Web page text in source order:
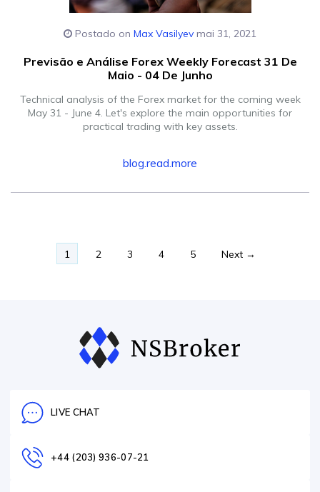
Postado on Max Vasilyev mai 31, 2021
Previsão e Análise Forex Weekly Forecast 31 De
Maio - 04 De Junho
Technical analysis of the Forex market for the coming week
May 31 - June 4. Let's explore the main opportunities for
practical trading with key assets.
blog.read.more
1 2 3 4 5 Next →
LIVE CHAT
+44 (203) 936-07-21